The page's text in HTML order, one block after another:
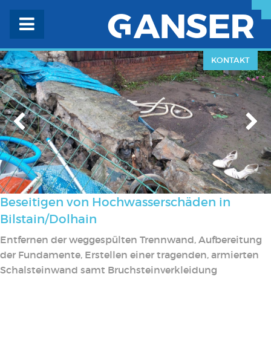
KONTAKT
Beseitigen von Hochwasserschäden in
Bilstain/Dolhain
Entfernen der weggespülten Trennwand, Aufbereitung
der Fundamente, Erstellen einer tragenden, armierten
Schalsteinwand samt Bruchsteinverkleidung